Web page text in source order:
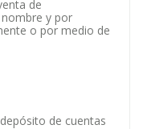
de
y por
o por medio de
de cuentas